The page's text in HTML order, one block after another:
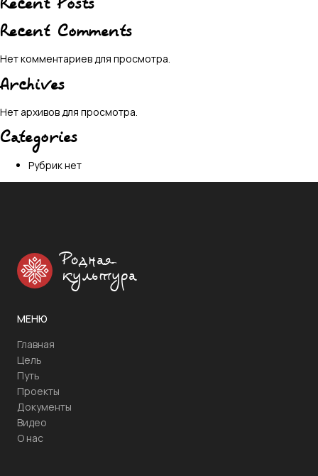
Recent Posts
Recent Comments
Нет комментариев для просмотра.
Archives
Нет архивов для просмотра.
Categories
Рубрик нет
Родная
культура
МЕНЮ
Главная
Цель
Путь
Проекты
Документы
Видео
О нас